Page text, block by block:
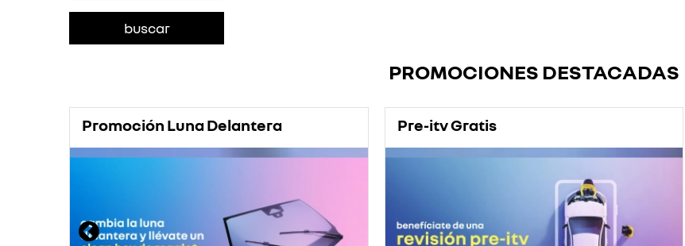
PROMOCIONES DESTACADAS
Promoción Luna Delantera Pre-itv Gratis